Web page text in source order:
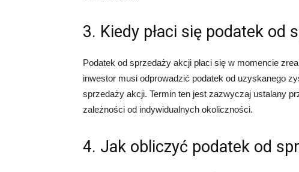
3. Kiedy płaci się podatek od
Podatek od sprzedaży akcji płaci się w momencie
inwestor musi odprowadzić podatek od uzyskanego
sprzedaży akcji. Termin ten jest zazwyczaj ustalany
zależności od indywidualnych okoliczności.
4. Jak obliczyć podatek od